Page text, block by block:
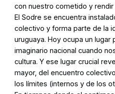
con nuestro cometido y
El Sodre se encuentra
colectivo y forma parte de la
uruguaya. Hoy ocupa un lugar
imaginario nacional cuando
cultura. Y ese lugar crucial
mayor, del encuentro
los límites (internos y de los